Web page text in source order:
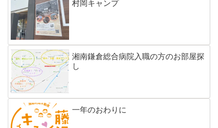
村岡キャンプ
湘南鎌倉総合病院入職の方のお部屋探
し
一年のおわりに